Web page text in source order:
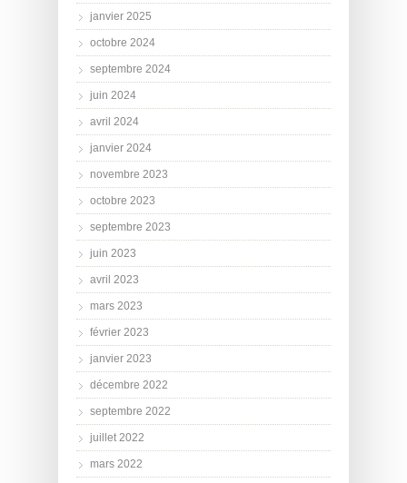
janvier 2025
octobre 2024
septembre 2024
juin 2024
avril 2024
janvier 2024
novembre 2023
octobre 2023
septembre 2023
juin 2023
avril 2023
mars 2023
février 2023
janvier 2023
décembre 2022
septembre 2022
juillet 2022
mars 2022